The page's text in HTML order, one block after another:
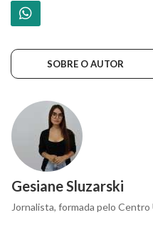
SOBRE O AUTOR
Gesiane Sluzarski
Jornalista, formada pelo